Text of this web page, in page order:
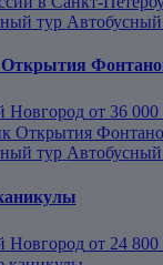
Автобусный
Новгород от 36 000
Автобусный
Новгород от 24 800